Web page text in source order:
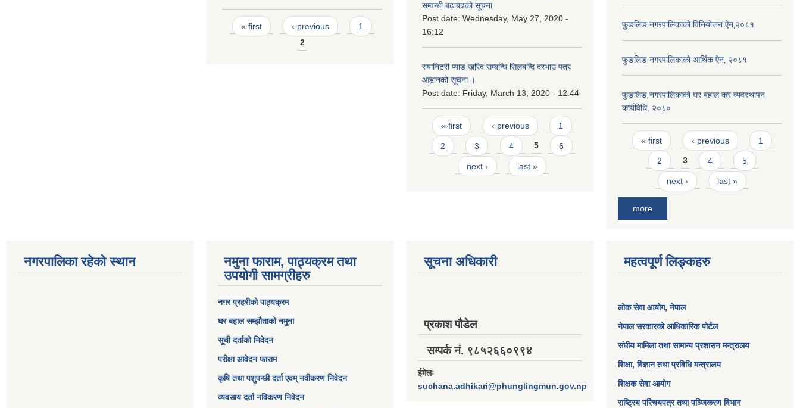
Pages
« first ‹ previous
1
2
सम्वन्धी बढाबढको सूचना
Post date: Wednesday, May 27, 2020 -
16:12
स्यानिटरी प्याड खरिद सम्बन्धि सिलबन्दि दरभाउ पत्र
आह्वानको सूचना ।
Post date: Friday, March 13, 2020 - 12:44
Pages
« first ‹ previous 1
2 3 4 5 6
next › last »
फुङलिङ नगरपालिकाको विनियोजन ऐन‚२०८१
फुङलिङ नगरपालिकाको आर्थिक ऐन‚ २०८१
फुङलिङ नगरपालिकाको घर बहाल कर व्यवस्थापन
कार्यविधि, २०८०
Pages
« first ‹ previous 1
2 3 4 5
next › last »
more
नगरपालिका रहेको स्थान
नमुना फाराम, पाठ्यक्रम तथा
उपयोगी सामग्रीहरु
नगर प्रहरीको पाठ्यक्रम
घर बहाल सम्झौताको नमुना
सूची दर्ताको निवेदन
परीक्षा आवेदन फाराम
कृषि तथा पशुपन्छी दर्ता एवम् नवीकरण निवेदन
व्यवसाय दर्ता नविकरण निवेदन
सूचना अधिकारी
प्रकाश पौडेल
सम्पर्क नं. ९८५२६६०९९४
ईमेलः
suchana.adhikari@phunglingmun.gov.np
महत्वपूर्ण लिङ्कहरु
लोक सेवा आयोग, नेपाल
नेपाल सरकारको आधिकारिक पोर्टल
संघीय मामिला तथा सामान्य प्रशासन मन्त्रालय
शिक्षा, विज्ञान तथा प्रविधि मन्त्रालय
शिक्षक सेवा आयोग
राष्ट्रिय परिचयपत्र तथा पञ्जिकरण विभाग